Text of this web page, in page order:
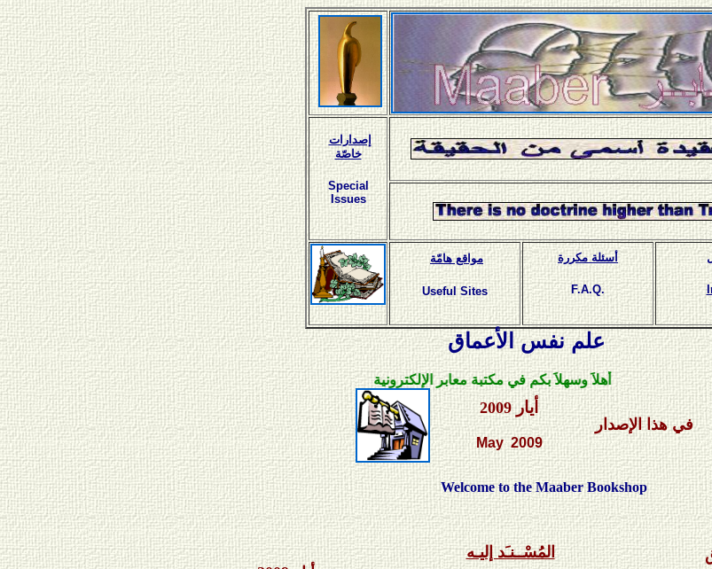
إصدارات
خاصّة
Special
Issues
مواقع هامّة
Useful Sites
أسئلة مكررة
F.A.Q.
علم نفس الأعماق
أهلاَ وسهلاَ بكم في مكتبة معابر الإلكترونية
أيار2009
May 2009
في هذا الإصدار
Welcome to the Maaber Bookshop
المُسْــنـَد إليـه